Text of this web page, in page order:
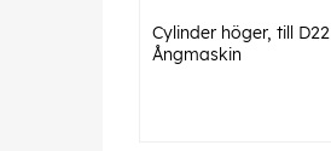
Cylinder höger, till D22
Ångmaskin